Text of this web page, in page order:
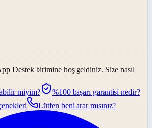
Destek birimine hoş geldiniz. Size nasıl
miyim?
%100 başarı garantisi nedir?
Lütfen beni arar mısınız?